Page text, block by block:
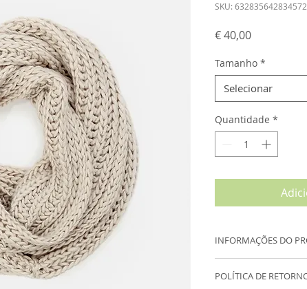
SKU: 632835642834572
€ 40,00Preço
Tamanho *
Selecionar
Quantidade *
INFORMAÇÕES DO
para adicionar
POLÍTICA DE